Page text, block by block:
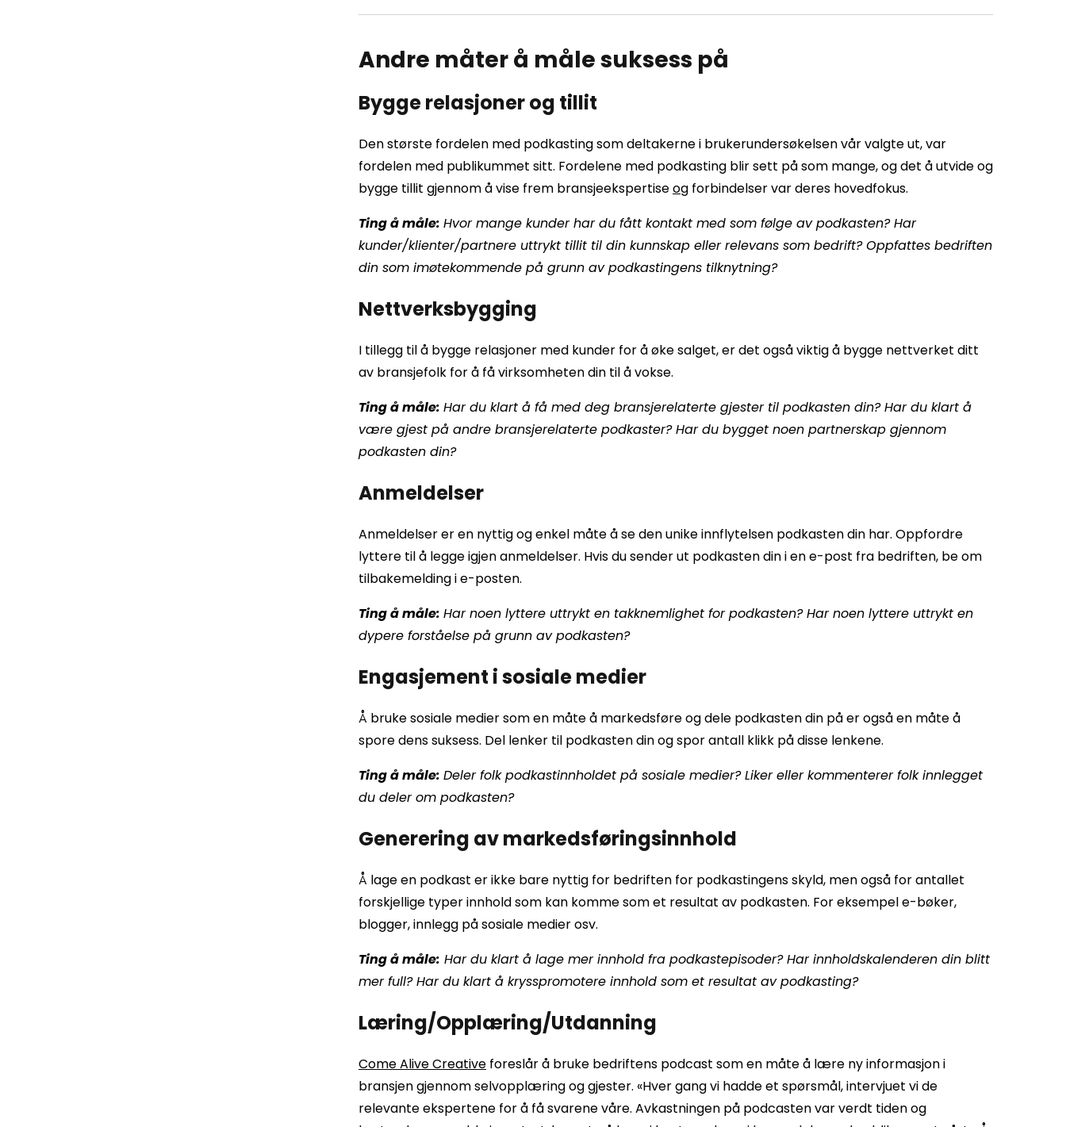
Andre måter å måle suksess på
Bygge relasjoner og tillit
Den største fordelen med podkasting som deltakerne i brukerundersøkelsen vår valgte ut, var
fordelen med publikummet sitt. Fordelene med podkasting blir sett på som mange, og det å utvide og
bygge tillit gjennom å vise frem bransjeekspertiseog forbindelser var deres hovedfokus.
Ting å måle: Hvor mange kunder har du fått kontakt med som følge av podkasten? Har
kunder/klienter/partnere uttrykt tillit til din kunnskap eller relevans som bedrift? Oppfattes bedriften
din som imøtekommende på grunn av podkastingens tilknytning?
Nettverksbygging
I tillegg til å bygge relasjoner med kunder for å øke salget, er det også viktig å bygge nettverket ditt
av bransjefolk for å få virksomheten din til å vokse.
Ting å måle: Har du klart å få med deg bransjerelaterte gjester til podkasten din? Har du klart å
være gjest på andre bransjerelaterte podkaster? Har du bygget noen partnerskap gjennom
podkasten din?
Anmeldelser
Anmeldelser er en nyttig og enkel måte å se den unike innflytelsen podkasten din har. Oppfordre
lyttere til å legge igjen anmeldelser. Hvis du sender ut podkasten din i en e-post fra bedriften, be om
tilbakemelding i e-posten.
Ting å måle: Har noen lyttere uttrykt en takknemlighet for podkasten? Har noen lyttere uttrykt en
dypere forståelse på grunn av podkasten?
Engasjement i sosiale medier
Å bruke sosiale medier som en måte å markedsføre og dele podkasten din på er også en måte å
spore dens suksess. Del lenker til podkasten din og spor antall klikk på disse lenkene.
Ting å måle: Deler folk podkastinnholdet på sosiale medier? Liker eller kommenterer folk innlegget
du deler om podkasten?
Generering av markedsføringsinnhold
Å lage en podkast er ikke bare nyttig for bedriften for podkastingens skyld, men også for antallet
forskjellige typer innhold som kan komme som et resultat av podkasten. For eksempel e-bøker,
blogger, innlegg på sosiale medier osv.
Ting å måle: Har du klart å lage mer innhold fra podkastepisoder? Har innholdskalenderen din blitt
mer full? Har du klart å krysspromotere innhold som et resultat av podkasting?
Læring/Opplæring/Utdanning
Come Alive Creative foreslår å bruke bedriftens podcast som en måte å lære ny informasjon i
bransjen gjennom selvopplæring og gjester. «Hver gang vi hadde et spørsmål, intervjuet vi de
relevante ekspertene for å få svarene våre. Avkastningen på podcasten var verdt tiden og